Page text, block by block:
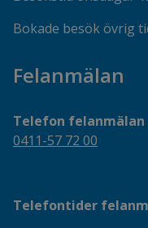
Bokade besök övrig
Felanmälan
Telefon felanmälan
0411-57 72 00
Telefontider